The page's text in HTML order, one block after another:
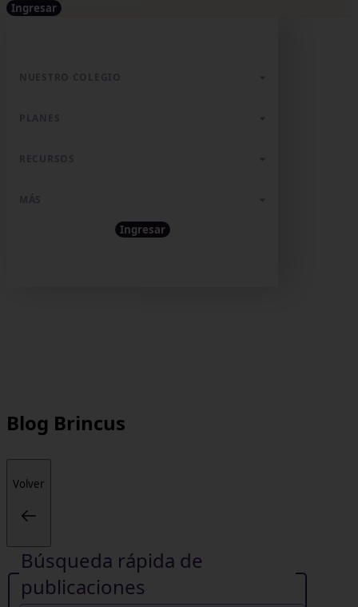
Ingresar
Ingresar
Blog Brincus
Volver
Búsqueda rápida de
publicaciones